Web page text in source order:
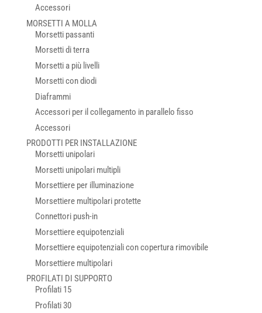
Accessori
MORSETTI A MOLLA
Morsetti passanti
Morsetti di terra
Morsetti a più livelli
Morsetti con diodi
Diaframmi
Accessori per il collegamento in parallelo fisso
Accessori
PRODOTTI PER INSTALLAZIONE
Morsetti unipolari
Morsetti unipolari multipli
Morsettiere per illuminazione
Morsettiere multipolari protette
Connettori push-in
Morsettiere equipotenziali
Morsettiere equipotenziali con copertura rimovibile
Morsettiere multipolari
PROFILATI DI SUPPORTO
Profilati 15
Profilati 30